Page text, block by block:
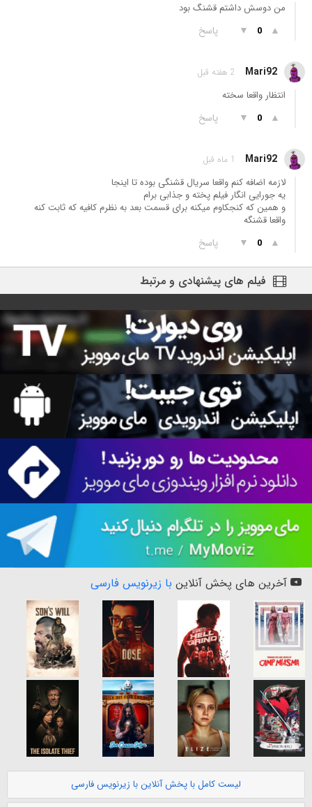
من دوسش داشتم قشنگ بود
▲
0
▼ پاسخ
Mari92 2 هفته قبل
انتظار واقعا سخته
▲
0
▼ پاسخ
Mari92 1 ماه قبل
لازمه اضافه کنم واقعا سریال قشنگی بوده تا اینجا
یه جورایی انگار فیلم پخته و جذابی برام
و همین که کنجکاوم میکنه برای قسمت بعد به نظرم کافیه که ثابت کنه
واقعا قشنگه
▲
0
▼ پاسخ
فیلم های پیشنهادی و مرتبط
آخرین های پخش آنلاین با زیرنویس فارسی
لیست کامل با پخش آنلاین با زیرنویس فارسی